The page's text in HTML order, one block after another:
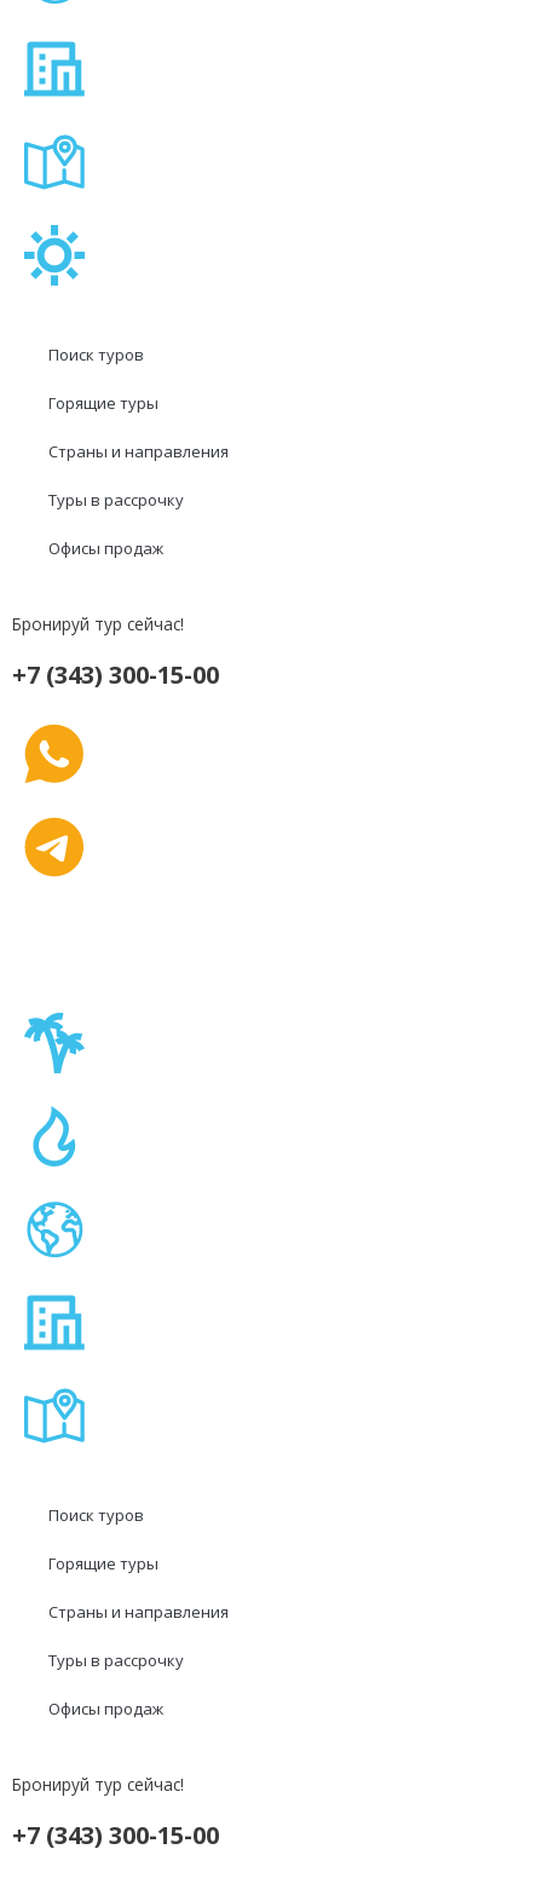
Поиск туров
Горящие туры
Страны и направления
Туры в рассрочку
Офисы продаж
Бронируй тур сейчас!
+7 (343) 300-15-00
Поиск туров
Горящие туры
Страны и направления
Туры в рассрочку
Офисы продаж
Бронируй тур сейчас!
+7 (343) 300-15-00